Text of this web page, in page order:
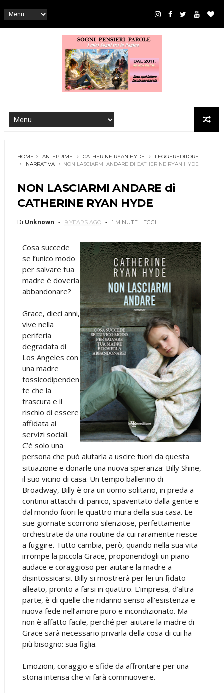
HOME ANTEPRIME CATHERINE RYAN HYDE
LEGGEREDITORE
NARRATIVA
NON LASCIARMI ANDARE DI CATHERINE RYAN HYDE
NON LASCIARMI ANDARE di
CATHERINE RYAN HYDE
Di Unknown 9 YEARS AGO 1 MINUTE LEGGI
Cosa succede
se l’unico modo
per salvare tua
madre è doverla
abbandonare?
Grace, dieci anni,
vive nella
periferia
degradata di
Los Angeles con
una madre
tossicodipenden
te che la
trascura e il
rischio di essere
affidata ai
servizi sociali.
C’è solo una
persona che può aiutarla a uscire fuori da questa
situazione e donarle una nuova speranza: Billy Shine,
il suo vicino di casa. Un tempo ballerino di
Broadway, Billy è ora un uomo solitario, in preda a
continui attacchi di panico, spaventato dalla gente e
dal mondo fuori le quattro mura della sua casa. Le
sue giornate scorrono silenziose, perfettamente
orchestrate da una routine da cui raramente riesce
a fuggire. Tutto cambia, però, quando nella sua vita
irrompe la piccola Grace, proponendogli un piano
audace e coraggioso per aiutare la madre a
disintossicarsi. Billy si mostrerà per lei un fidato
alleato, pronto a farsi in quattro. L’impresa, d’altra
parte, è di quelle che ridanno senso all’esistenza e
nuova fede nell’amore puro e incondizionato. Ma
non è affatto facile, perché per aiutare la madre di
Grace sarà necessario privarla della cosa di cui ha
più bisogno: sua figlia.
Emozioni, coraggio e sfide da affrontare per una
storia intensa che vi farà commuovere.